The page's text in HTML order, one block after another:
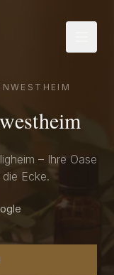
– Ihre Oase
Ecke.